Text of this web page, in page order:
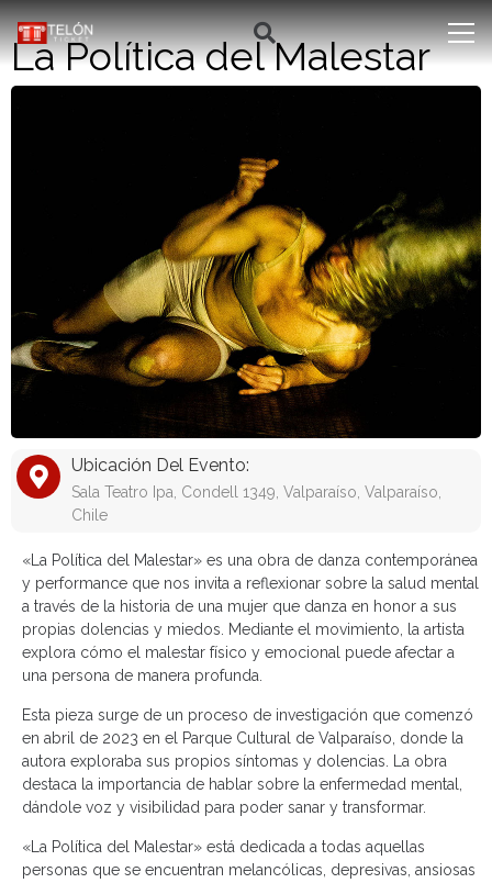
La Política del Malestar
Ubicación Del Evento:
Sala Teatro Ipa, Condell 1349, Valparaíso, Valparaíso,
Chile
«La Política del Malestar» es una obra de danza contemporánea
y performance que nos invita a reflexionar sobre la salud mental
a través de la historia de una mujer que danza en honor a sus
propias dolencias y miedos. Mediante el movimiento, la artista
explora cómo el malestar físico y emocional puede afectar a
una persona de manera profunda.
Esta pieza surge de un proceso de investigación que comenzó
en abril de 2023 en el Parque Cultural de Valparaíso, donde la
autora exploraba sus propios síntomas y dolencias. La obra
destaca la importancia de hablar sobre la enfermedad mental,
dándole voz y visibilidad para poder sanar y transformar.
«La Política del Malestar» está dedicada a todas aquellas
personas que se encuentran melancólicas, depresivas, ansiosas